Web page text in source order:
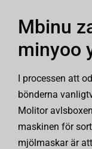
Mbinu
minyoo
I processen att
bönderna
Molitor
maskinen för
mjölmaskar är